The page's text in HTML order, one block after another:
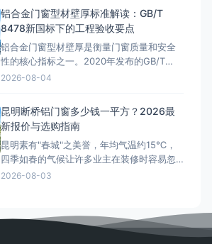
风压性能检测方法》和GB/T 21086《建筑幕
墙》共同构成了幕墙抗风压性能的分级与检
测标准体系。据
铝合金门窗型材壁厚标准解读：GB/T
8478新国标下的工程验收要点
铝合金门窗型材壁厚是衡量门窗质量和安全
性的核心指标之一。2020年发布的GB/T
8478-2020《铝合金门窗》国家标准对型材
35%的铝合金门窗工程质量纠纷与型材壁厚
不足直接相关。本文将系统解读GB/T 8478
新国标中铝
2026-08-04
昆明断桥铝门窗多少钱一平方？2026最
新报价与选购指南
昆明素有"春城"之美誉，年均气温约15℃，
四季如春的气候让许多业主在装修时容易忽
视门窗的隔热性能。然而，昆明地处云贵高
的气候条件下，选择一扇优质的断桥铝门
窗，不仅能有效隔绝紫外线和室外温差，更
2026-08-03